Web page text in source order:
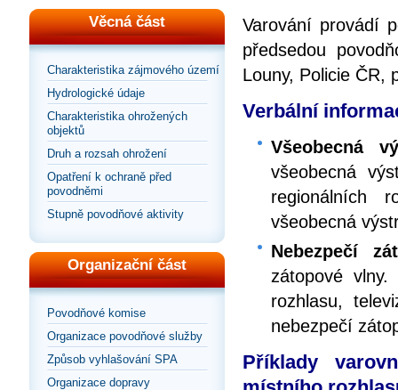
Věcná část
Charakteristika zájmového území
Hydrologické údaje
Charakteristika ohrožených
objektů
Druh a rozsah ohrožení
Opatření k ochraně před
povodněmi
Stupně povodňové aktivity
Organizační část
Povodňové komise
Organizace povodňové služby
Způsob vyhlašování SPA
Organizace dopravy
Varování provádí
předsedou
Louny, Policie ČR,
Verbální
Všeobecná
všeobecná
regionálních
všeobecná
Nebezpečí
zátopové
rozhlasu,
nebezpečí
Příklady